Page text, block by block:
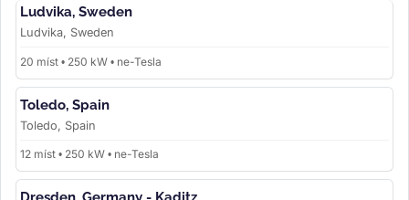
Ludvika, Sweden
Ludvika, Sweden
20 míst • 250 kW • ne-Tesla
Toledo, Spain
Toledo, Spain
12 míst • 250 kW • ne-Tesla